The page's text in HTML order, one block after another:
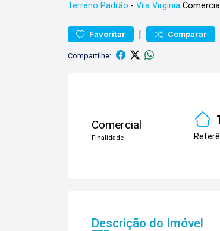
Terreno Padrão - Vila Virgínia
Favoritar | Comparar
Compartilhe:
Comercial
Finalidade
Descrição do Imóvel